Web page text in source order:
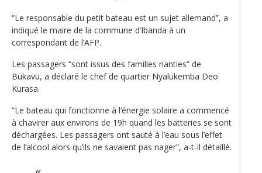
“Le responsable du petit bateau est un sujet allemand”, a
indiqué le maire de la commune d’Ibanda à un
correspondant de l’AFP.
Les passagers “sont issus des familles nanties” de
Bukavu, a déclaré le chef de quartier Nyalukemba Deo
Kurasa.
“Le bateau qui fonctionne à l‘énergie solaire a commencé
à chavirer aux environs de 19h quand les batteries se sont
déchargées. Les passagers ont sauté à l’eau sous l’effet
de l’alcool alors qu’ils ne savaient pas nager”, a-t-il détaillé.